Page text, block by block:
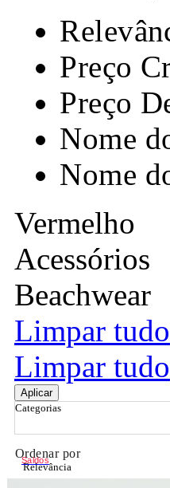
Preço
Preço
Nome
Nome
Vermelho
Acessórios
Beachwear
Limpar tudo
Limpar tudo
Aplicar
Categorias
Ordenar por
Relevância
Saldos